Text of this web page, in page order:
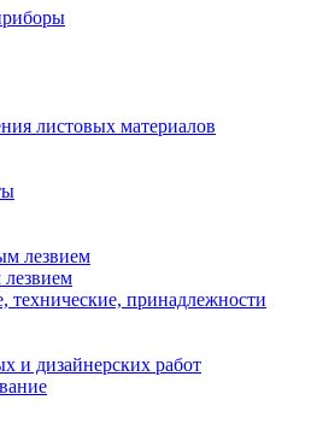
листовых материалов
лезвием
принадлежности
и дизайнерских работ